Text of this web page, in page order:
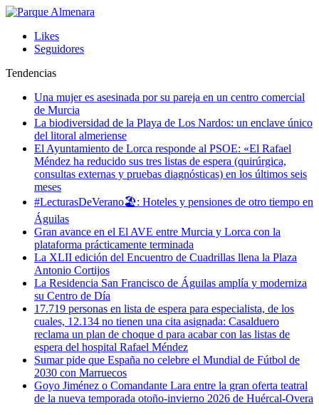
Likes
Seguidores
Tendencias
Una mujer es asesinada por su pareja en un centro comercial
de Murcia
La biodiversidad de la Playa de Los Nardos: un enclave único
del litoral almeriense
El Ayuntamiento de Lorca responde al PSOE: «El Rafael
Méndez ha reducido sus tres listas de espera (quirúrgica,
consultas externas y pruebas diagnósticas) en los últimos seis
meses
#LecturasDeVerano🏖: Hoteles y pensiones de otro tiempo en
Águilas
Gran avance en el El AVE entre Murcia y Lorca con la
plataforma prácticamente terminada
La XLII edición del Encuentro de Cuadrillas llena la Plaza
Antonio Cortijos
La Residencia San Francisco de Águilas amplía y moderniza
su Centro de Día
17.719 personas en lista de espera para especialista, de los
cuales, 12.134 no tienen una cita asignada: Casalduero
reclama un plan de choque d para acabar con las listas de
espera del hospital Rafael Méndez
Sumar pide que España no celebre el Mundial de Fútbol de
2030 con Marruecos
Goyo Jiménez o Comandante Lara entre la gran oferta teatral
de la nueva temporada otoño-invierno 2026 de Huércal-Overa